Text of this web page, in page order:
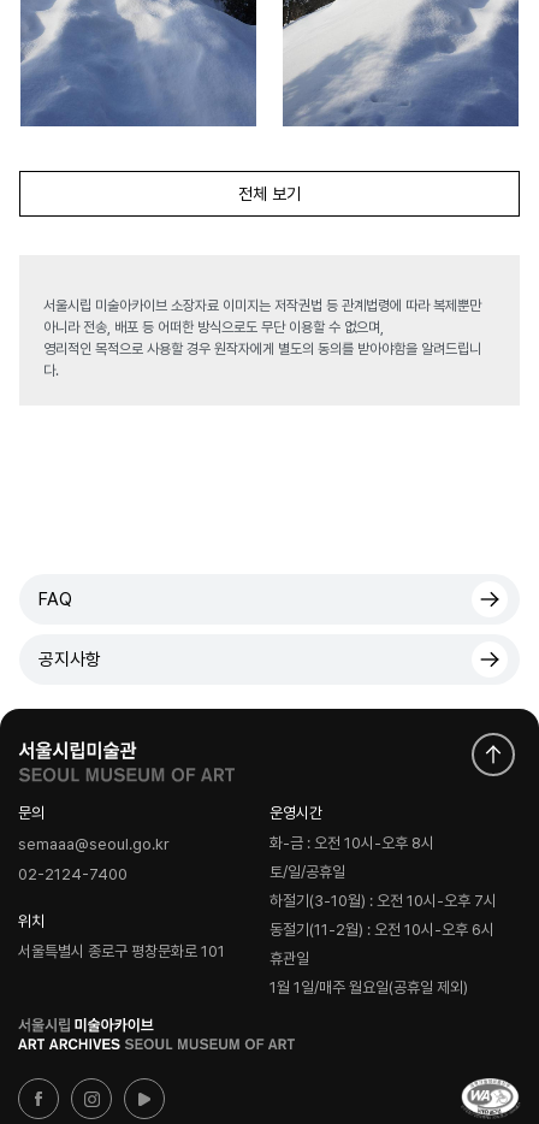
전체 보기
서울시립 미술아카이브 소장자료 이미지는 저작권법 등 관계법령에 따라 복제뿐만
아니라 전송, 배포 등 어떠한 방식으로도 무단 이용할 수 없으며,
영리적인 목적으로 사용할 경우 원작자에게 별도의 동의를 받아야함을 알려드립니
다.
FAQ
공지사항
문의
semaaa@seoul.go.kr
02-2124-7400
위치
서울특별시 종로구 평창문화로 101
운영시간
화-금 : 오전 10시-오후 8시
토/일/공휴일
하절기(3-10월) : 오전 10시-오후 7시
동절기(11-2월) : 오전 10시-오후 6시
휴관일
1월 1일/매주 월요일(공휴일 제외)
로
고